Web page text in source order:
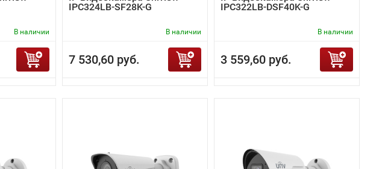
В наличии
IPC324LB-SF28K-G
В наличии
7 530,60 руб.
IPC322LB-DSF40K-G
В наличии
3 559,60 руб.